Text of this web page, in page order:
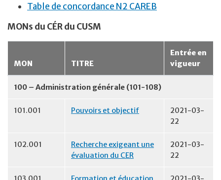
Table de concordance N2 CAREB
MONs du CÉR du CUSM
MON TITRE
Entrée en
vigueur
100 – Administration générale (101-108)
101.001 Pouvoirs et objectif
2021-03-
22
102.001
Recherche exigeant une
évaluation du CER
2021-03-
22